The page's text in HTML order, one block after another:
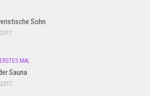
Sohn
ERSTES MAL
Sauna